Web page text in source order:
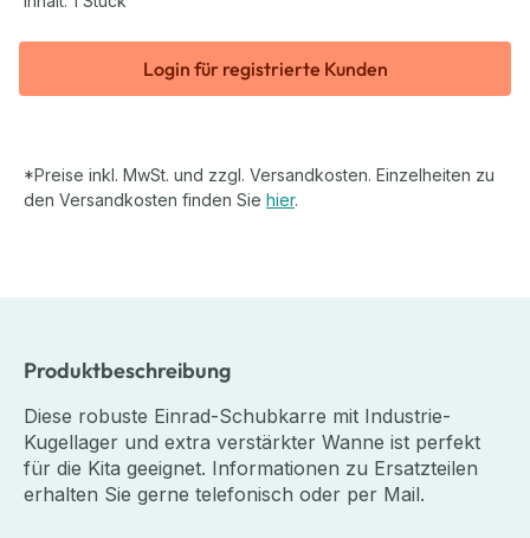
Login für registrierte Kunden
*Preise inkl. MwSt. und zzgl. Versandkosten. Einzelheiten zu
den Versandkosten finden Sie hier.
Produktbeschreibung
Diese robuste Einrad-Schubkarre mit Industrie-
Kugellager und extra verstärkter Wanne ist perfekt
für die Kita geeignet. Informationen zu Ersatzteilen
erhalten Sie gerne telefonisch oder per Mail.